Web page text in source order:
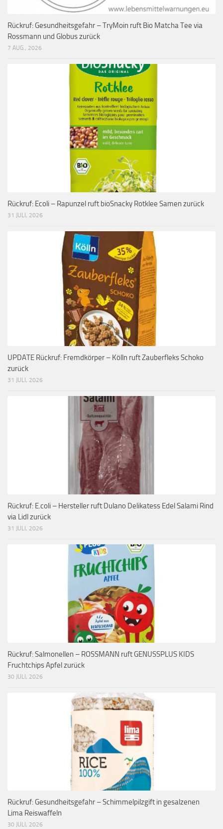
Rückruf: Gesundheitsgefahr – TryMoin ruft Bio Matcha Tee via
Rossmann und Globus zurück
7 AUG., 2026
Rückruf: Ecoli – Rapunzel ruft bioSnacky Rotklee Samen zurück
31 JULI, 2026
UPDATE Rückruf: Fremdkörper – Kölln ruft Zauberfleks Schoko
zurück
31 JULI, 2026
Rückruf: E.coli – Hersteller ruft Dulano Delikatess Edel Salami Rind
via Lidl zurück
31 JULI, 2026
Rückruf: Salmonellen – ROSSMANN ruft GENUSSPLUS KIDS
Fruchtchips Apfel zurück
30 JULI, 2026
Rückruf: Gesundheitsgefahr – Schimmelpilzgift in gesalzenen
Lima Reiswaffeln
30 JULI, 2026